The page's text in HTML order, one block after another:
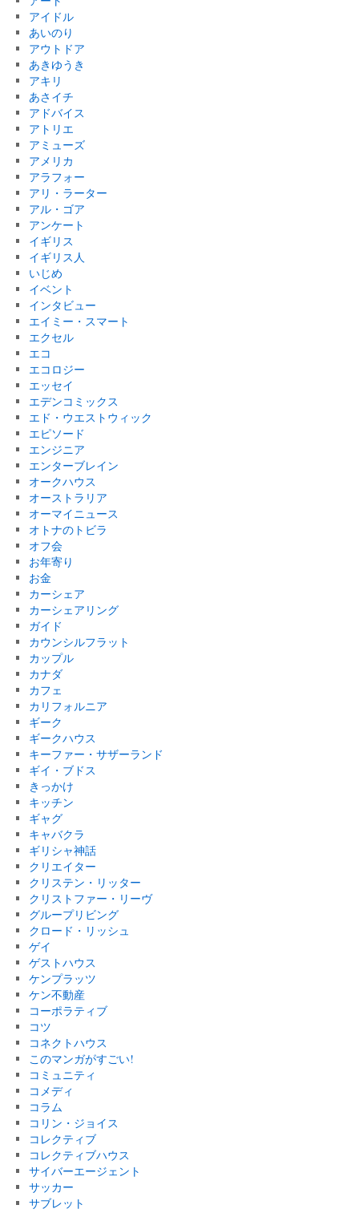
アイドル
あいのり
アウトドア
あきゆうき
アキリ
あさイチ
アドバイス
アトリエ
アミューズ
アメリカ
アラフォー
アリ・ラーター
アル・ゴア
アンケート
イギリス
イギリス人
いじめ
イベント
インタビュー
エイミー・スマート
エクセル
エコ
エコロジー
エッセイ
エデンコミックス
エド・ウエストウィック
エピソード
エンジニア
エンターブレイン
オークハウス
オーストラリア
オーマイニュース
オトナのトビラ
オフ会
お年寄り
お金
カーシェア
カーシェアリング
ガイド
カウンシルフラット
カップル
カナダ
カフェ
カリフォルニア
ギーク
ギークハウス
キーファー・サザーランド
ギイ・ブドス
きっかけ
キッチン
ギャグ
キャバクラ
ギリシャ神話
クリエイター
クリステン・リッター
クリストファー・リーヴ
グループリビング
クロード・リッシュ
ゲイ
ゲストハウス
ケンプラッツ
ケン不動産
コーポラティブ
コツ
コネクトハウス
このマンガがすごい!
コミュニティ
コメディ
コラム
コリン・ジョイス
コレクティブ
コレクティブハウス
サイバーエージェント
サッカー
サブレット